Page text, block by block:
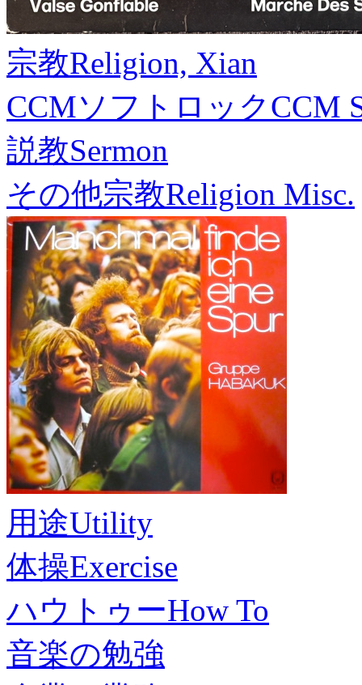
宗教Religion, Xian
CCMソフトロックCCM
説教Sermon
その他宗教Religion Misc.
用途Utility
体操Exercise
ハウトゥーHow To
音楽の勉強